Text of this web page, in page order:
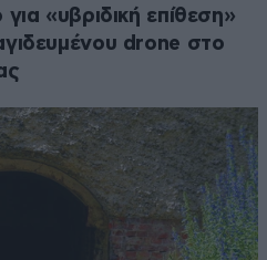
«υβριδική επίθεση»
drone στο